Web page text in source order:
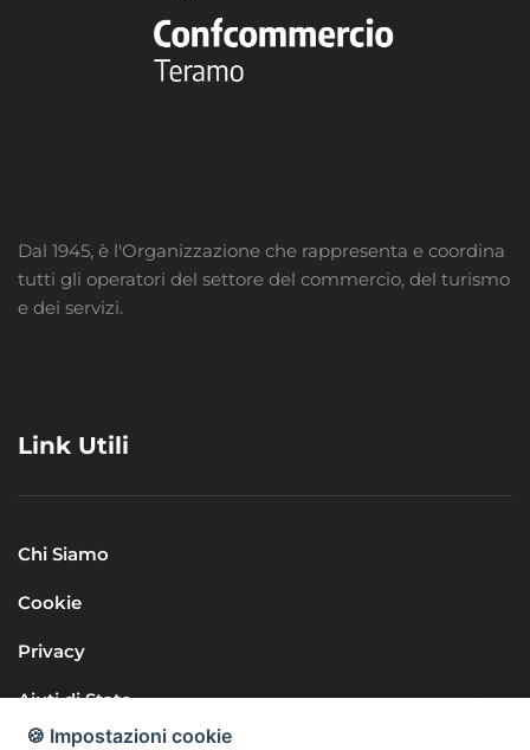
Dal 1945, è l'Organizzazione che rappresenta e coordina
tutti gli operatori del settore del commercio, del turismo
e dei servizi.
Link Utili
Chi Siamo
Cookie
Privacy
Aiuti di Stato
🍪 Impostazioni cookie